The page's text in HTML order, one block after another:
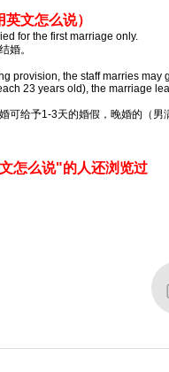
文怎么说）
for the first marriage only.
婚。
provision, the staff marries
23 years old), the marriage
可给予1-3天的婚假，晚婚的（
怎么说"的人还浏览过